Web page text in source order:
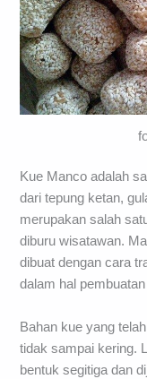
Kue Manco adalah
dari tepung ketan,
merupakan salah
diburu wisatawan.
dibuat dengan cara
dalam hal
Bahan kue yang
tidak sampai kering.
bentuk segitiga dan